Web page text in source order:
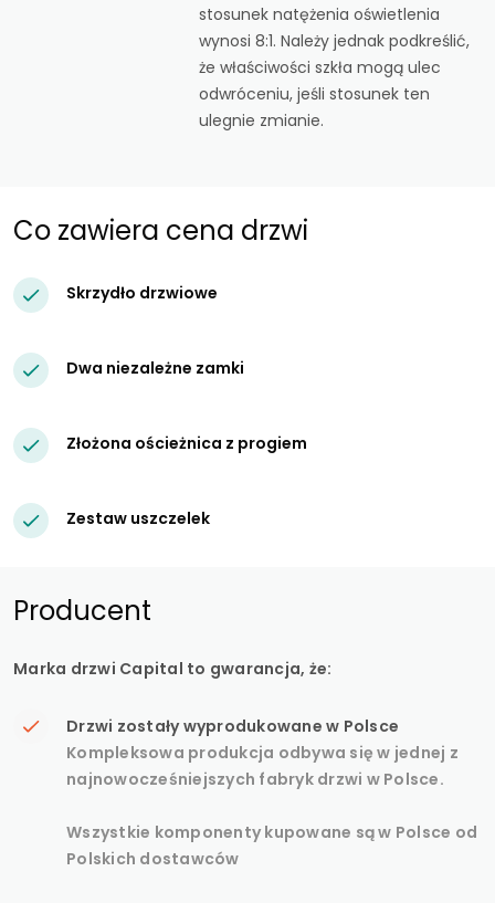
stosunek natężenia oświetlenia
wynosi 8:1. Należy jednak podkreślić,
że właściwości szkła mogą ulec
odwróceniu, jeśli stosunek ten
ulegnie zmianie.
Co zawiera cena drzwi
Skrzydło drzwiowe
Dwa niezależne zamki
Złożona ościeżnica z progiem
Zestaw uszczelek
Producent
Marka drzwi Capital to gwarancja, że:
Drzwi zostały wyprodukowane w Polsce
Kompleksowa produkcja odbywa się w jednej z
najnowocześniejszych fabryk drzwi w Polsce.
Wszystkie komponenty kupowane są w Polsce od
Polskich dostawców